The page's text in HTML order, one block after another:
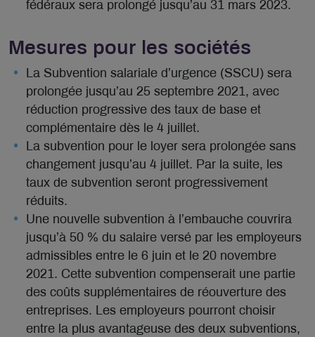
fédéraux sera prolongé jusqu’au 31 mars 2023.
Mesures pour les sociétés
La Subvention salariale d’urgence (SSCU) sera
prolongée jusqu’au 25 septembre 2021, avec
réduction progressive des taux de base et
complémentaire dès le 4 juillet.
La subvention pour le loyer sera prolongée sans
changement jusqu’au 4 juillet. Par la suite, les
taux de subvention seront progressivement
réduits.
Une nouvelle subvention à l’embauche couvrira
jusqu’à 50 % du salaire versé par les employeurs
admissibles entre le 6 juin et le 20 novembre
2021. Cette subvention compenserait une partie
des coûts supplémentaires de réouverture des
entreprises. Les employeurs pourront choisir
entre la plus avantageuse des deux subventions,